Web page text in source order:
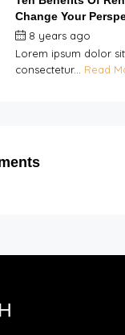
Change Your
8 years ago
Lorem ipsum dolor
consectetur... Read